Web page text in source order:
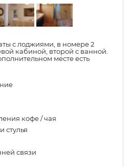
с лоджиями, в номере 2
кабиной, второй с ванной.
месте есть
кофе / чая
стулья
связи